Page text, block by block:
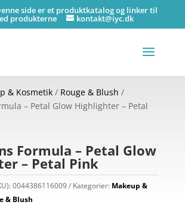
side er et produktkatalog og linker til
produkterne kontakt@iyc.dk
& Kosmetik/ Rouge & Blush /
– Petal Glow Highlighter – Petal
Formula – Petal Glow
– Petal Pink
0044386116009 Kategorier: Makeup &
& Blush